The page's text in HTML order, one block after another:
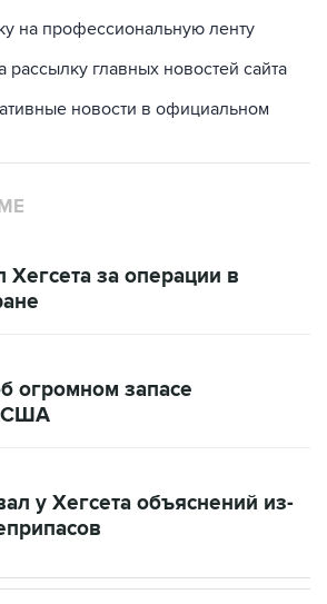
на профессиональную ленту
рассылку главных новостей сайта
новости в официальном
Хегсета за операции в
огромном запасе
США
у Хегсета объяснений из-